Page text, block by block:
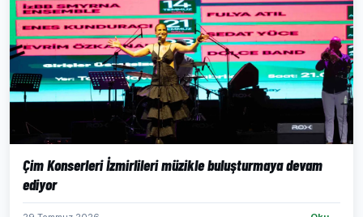
Çim Konserleri İzmirlileri müzikle buluşturmaya devam
ediyor